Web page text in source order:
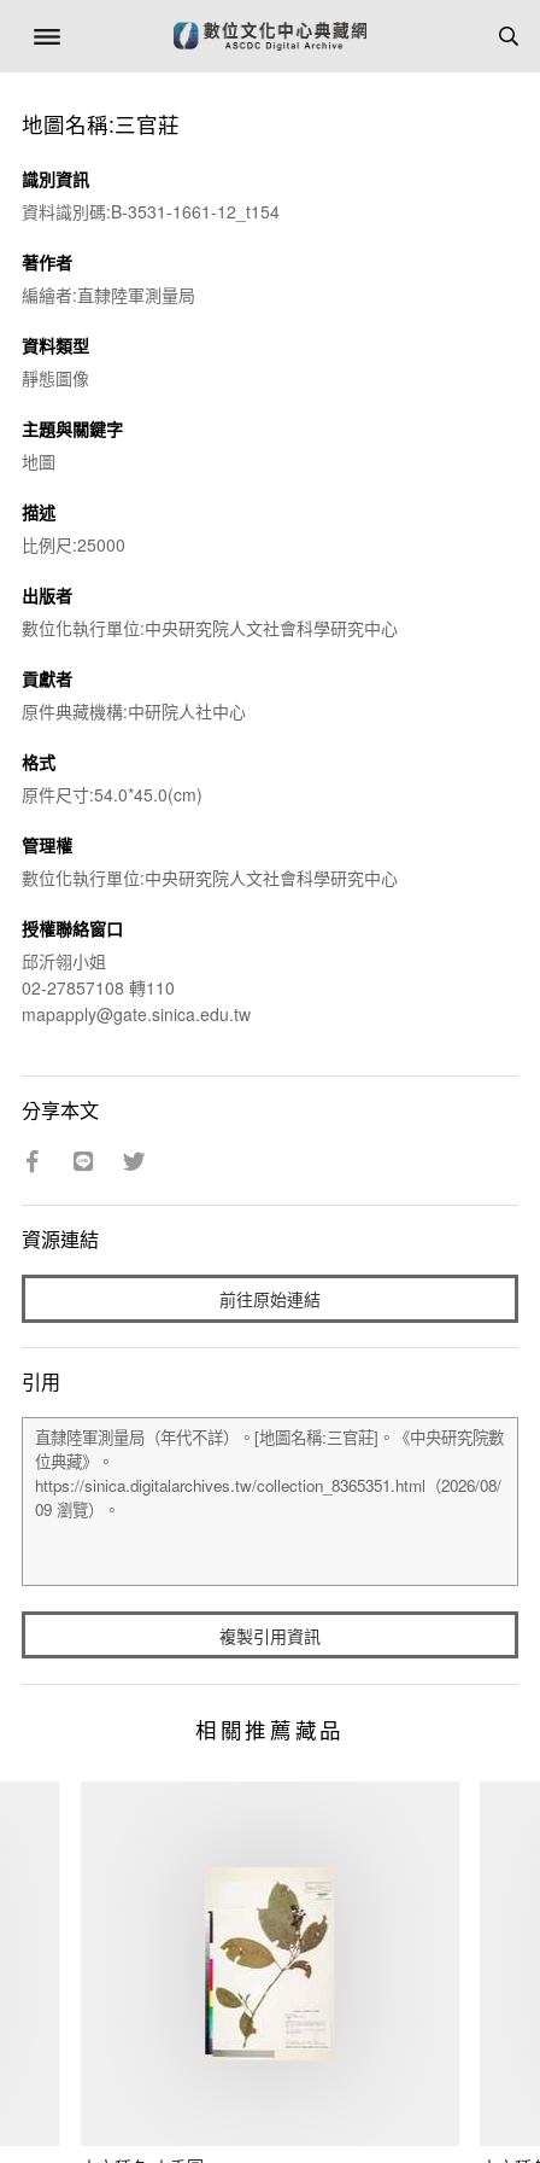
地圖名稱:三官莊
識別資訊
資料識別碼:B-3531-1661-12_t154
著作者
編繪者:直隸陸軍測量局
資料類型
靜態圖像
主題與關鍵字
地圖
描述
比例尺:25000
出版者
數位化執行單位:中央研究院人文社會科學研究中心
貢獻者
原件典藏機構:中研院人社中心
格式
原件尺寸:54.0*45.0(cm)
管理權
數位化執行單位:中央研究院人文社會科學研究中心
授權聯絡窗口
邱沂翎小姐
02-27857108 轉110
mapapply@gate.sinica.edu.tw
分享本文
資源連結
前往原始連結
引用
複製引用資訊
相關推薦藏品